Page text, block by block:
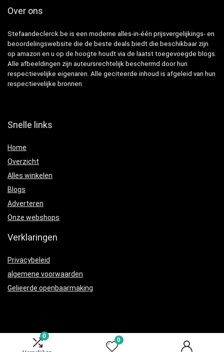
0
0
Over ons
Stefaandeclerck.be is een moderne alles-in-één prijsvergelijkings- en
beoordelingswebsite die de beste deals biedt die beschikbaar zijn
op amazon en u op de hoogte houdt via de laatst toegevoegde blogs.
Alle afbeeldingen zijn auteursrechtelijk beschermd door hun
respectievelijke eigenaren. Alle geciteerde inhoud is afgeleid van hun
respectievelijke bronnen.
Snelle links
Home
Overzicht
Alles winkelen
Blogs
Adverteren
Onze webshops
Verklaringen
Privacybeleid
algemene voorwaarden
Gelieerde openbaarmaking
Productcategorieën